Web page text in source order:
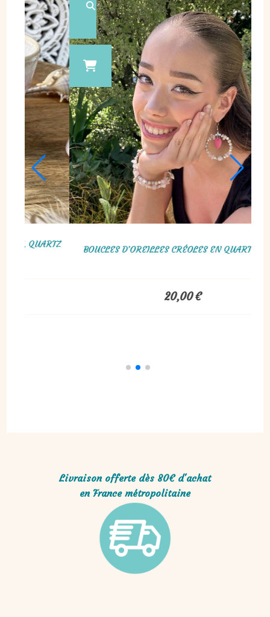
DE
BOUCLES D’OREILLES LUNE OU LUNE CHAT, QUARTZ
ROSE
15,00€
Livraison offerte dès 80€ d'achat
en France métropolitaine